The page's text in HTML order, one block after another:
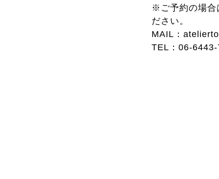
※ご予約の場合
ださい。
MAIL：
TEL：06-